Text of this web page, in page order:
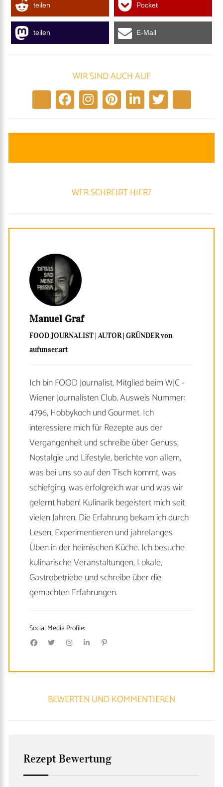
teilen Pocket
teilen E-Mail
WIR SIND AUCH AUF
WER SCHREIBT HIER?
Manuel Graf
FOOD JOURNALIST | AUTOR | GRÜNDER von
aufunser.art
Ich bin FOOD Journalist, Mitglied beim WJC -
Wiener Journalisten Club, Ausweis Nummer:
4796, Hobbykoch und Gourmet. Ich
interessiere mich für Rezepte aus der
Vergangenheit und schreibe über Genuss,
Nostalgie und Lifestyle, berichte von allem,
was bei uns so auf den Tisch kommt, was
schiefging, was erfolgreich war und was wir
gelernt haben! Kulinarik begeistert mich seit
vielen Jahren. Die Erfahrung bekam ich durch
Lesen, Experimentieren und jahrelanges
Üben in der heimischen Küche. Ich besuche
kulinarische Veranstaltungen, Lokale,
Gastrobetriebe und schreibe über die
gemachten Erfahrungen.
Social Media Profile:
BEWERTEN UND KOMMENTIEREN
Rezept Bewertung